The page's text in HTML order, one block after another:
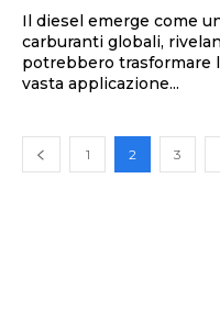
Il diesel emerge come
carburanti globali,
potrebbero trasformare
vasta applicazione...
1 2 3